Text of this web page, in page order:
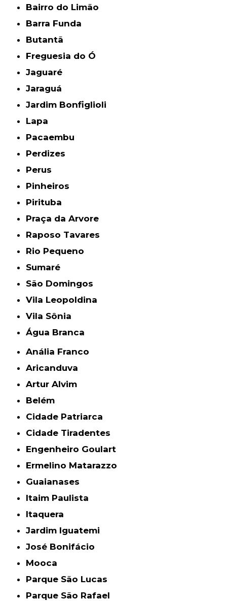
Bairro do Limão
Barra Funda
Butantã
Freguesia do Ó
Jaguaré
Jaraguá
Jardim Bonfiglioli
Lapa
Pacaembu
Perdizes
Perus
Pinheiros
Pirituba
Praça da Arvore
Raposo Tavares
Rio Pequeno
Sumaré
São Domingos
Vila Leopoldina
Vila Sônia
Água Branca
Anália Franco
Aricanduva
Artur Alvim
Belém
Cidade Patriarca
Cidade Tiradentes
Engenheiro Goulart
Ermelino Matarazzo
Guaianases
Itaim Paulista
Itaquera
Jardim Iguatemi
José Bonifácio
Mooca
Parque São Lucas
Parque São Rafael